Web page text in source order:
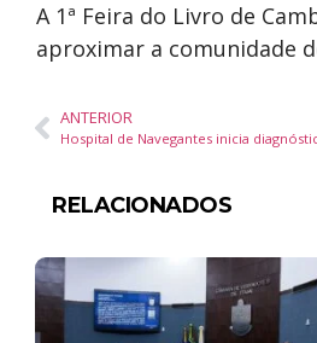
A 1ª Feira do Livro de
aproximar a comunidade
ANTERIOR
RELACIONADOS